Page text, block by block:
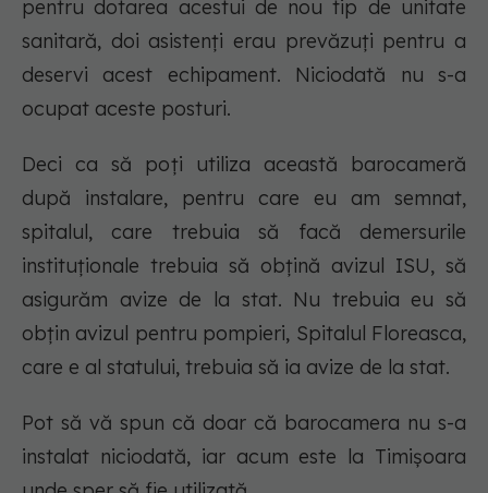
pentru dotarea acestui de nou tip de unitate
sanitară, doi asistenți erau prevăzuți pentru a
deservi acest echipament. Niciodată nu s-a
ocupat aceste posturi.
Deci ca să poți utiliza această barocameră
după instalare, pentru care eu am semnat,
spitalul, care trebuia să facă demersurile
instituționale trebuia să obțină avizul ISU, să
asigurăm avize de la stat. Nu trebuia eu să
obțin avizul pentru pompieri, Spitalul Floreasca,
care e al statului, trebuia să ia avize de la stat.
Pot să vă spun că doar că barocamera nu s-a
instalat niciodată, iar acum este la Timișoara